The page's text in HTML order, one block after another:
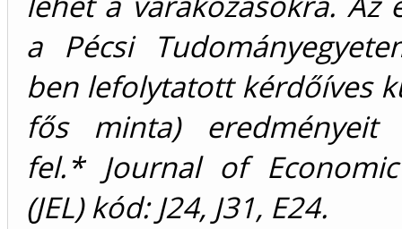
a Pécsi
ben lefolytatott kérdőíves
fős minta) eredményeit
fel.* Journal of
(JEL) kód: J24, J31, E24.